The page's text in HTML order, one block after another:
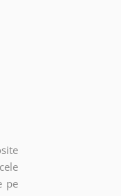
pe